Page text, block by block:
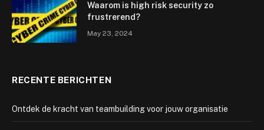
Waarom is high risk security zo
frustrerend?
May 23, 2024
RECENTE BERICHTEN
Ontdek de kracht van teambuilding voor jouw organisatie